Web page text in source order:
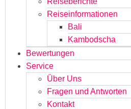
Reiseinformationen
Bali
Kambodscha
Bewertungen
Service
Über Uns
Fragen und Antworten
Kontakt